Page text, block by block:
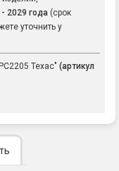
2029 года (срок
уточнить у
Техас" (артикул